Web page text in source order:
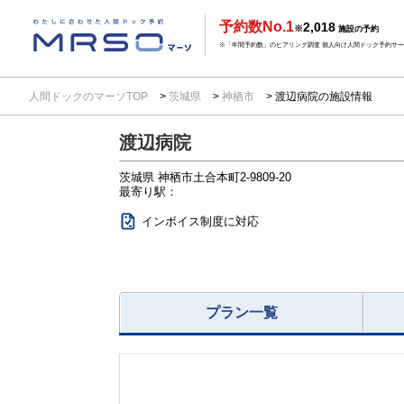
予約数No.1※2,018 施設の予約
※「年間予約数」のヒアリング調査 個人向け人間ドック予約サ
人間ドックのマーソTOP 茨城県 神栖市 渡辺病院の施設情報
渡辺病院
茨城県 神栖市土合本町2-9809-20
最寄り駅：
インボイス制度に対応
プラン一覧